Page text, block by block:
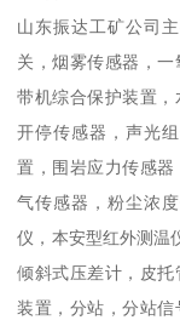
山东振达工矿公司
关，烟雾传感器，
带机综合保护装置，
开停传感器，声光
置，围岩应力传感
气传感器，粉尘浓
仪，本安型红外测温
倾斜式压差计，皮
装置，分站，分站